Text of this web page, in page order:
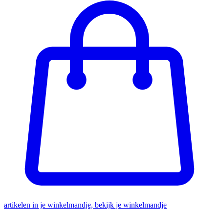
artikelen in je winkelmandje, bekijk je winkelmandje